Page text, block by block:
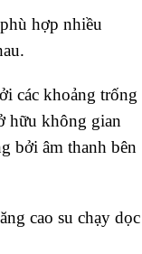
hợp nhiều
các khoảng trống
hữu không gian
bởi âm thanh bên
cao su chạy dọc